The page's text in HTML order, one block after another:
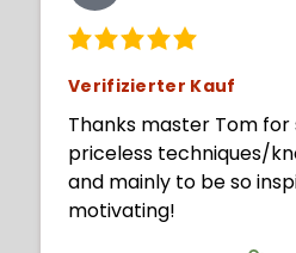
Verifizierter Kauf
Thanks master Tom for
priceless techniques/
and mainly to be so
motivating!